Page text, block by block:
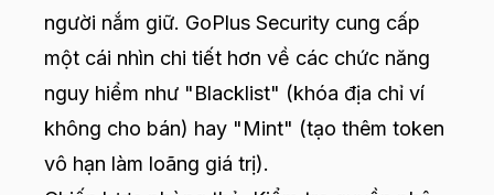
người nắm giữ. GoPlus Security cung cấp
một cái nhìn chi tiết hơn về các chức năng
nguy hiểm như "Blacklist" (khóa địa chỉ ví
không cho bán) hay "Mint" (tạo thêm token
vô hạn làm loãng giá trị).